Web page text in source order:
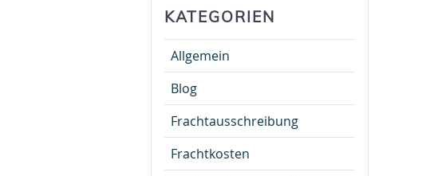
KATEGORIEN
Allgemein
Blog
Frachtausschreibung
Frachtkosten